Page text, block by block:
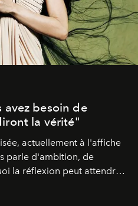
avez besoin de
la vérité"
actuellement à l'affiche
parle d'ambition, de
la réflexion peut attendre.
d'interpréter un
désir, mon ambition, ma